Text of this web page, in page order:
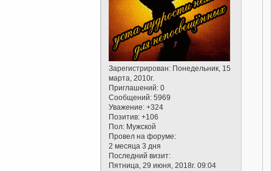
Зарегистрирован: Понедельник, 15
марта, 2010г.
Приглашений: 0
Сообщений: 5969
Уважение: +324
Позитив: +106
Пол: Мужской
Провел на форуме:
2 месяца 3 дня
Последний визит:
Пятница, 29 июня, 2018г. 09:04